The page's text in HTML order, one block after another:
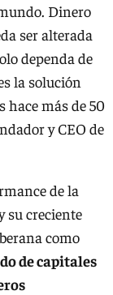
Dinero
ser alterada
dependa de
la solución
hace más de 50
y CEO de
de la
su creciente
como
de capitales